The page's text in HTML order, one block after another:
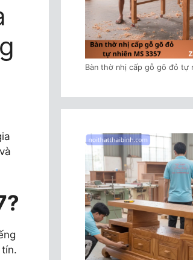
Bàn thờ nhị cấp gỗ gõ đỏ tự